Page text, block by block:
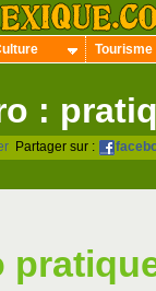
Tourisme
:
Partager sur :